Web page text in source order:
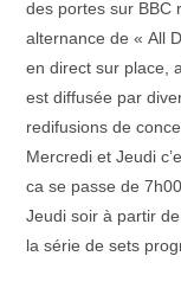
des portes sur BBC
alternance de « All
en direct sur place,
est diffusée par
redifusions de
Mercredi et Jeudi
ca se passe de
Jeudi soir à partir
la série de sets